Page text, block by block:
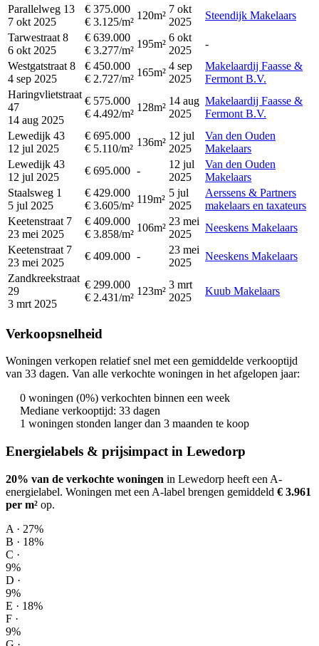
Parallelweg 13
7 okt 2025
€ 375.000
€ 3.125/m²
120m²
7 okt
2025
Steendijk Makelaars
Tarwestraat 8
6 okt 2025
€ 639.000
€ 3.277/m²
195m²
6 okt
2025
-
Westgatstraat 8
4 sep 2025
€ 450.000
€ 2.727/m²
165m²
4 sep
2025
Makelaardij Faasse &
Fermont B.V.
Haringvlietstraat
47
14 aug 2025
€ 575.000
€ 4.492/m²
128m²
14 aug
2025
Makelaardij Faasse &
Fermont B.V.
Lewedijk 43
12 jul 2025
€ 695.000
€ 5.110/m²
136m²
12 jul
2025
Van den Ouden
Makelaars
Lewedijk 43
12 jul 2025
€ 695.000 -
12 jul
2025
Van den Ouden
Makelaars
Staalsweg 1
5 jul 2025
€ 429.000
€ 3.605/m²
119m²
5 jul
2025
Aerssens & Partners
makelaars en taxateurs
Keetenstraat 7
23 mei 2025
€ 409.000
€ 3.858/m²
106m²
23 mei
2025
Neeskens Makelaars
Keetenstraat 7
23 mei 2025
€ 409.000 -
23 mei
2025
Neeskens Makelaars
Zandkreekstraat
29
3 mrt 2025
€ 299.000
€ 2.431/m²
123m²
3 mrt
2025
Kuub Makelaars
Verkoopsnelheid
Woningen verkopen relatief snel met een gemiddelde verkooptijd
van 33 dagen. Van alle verkochte woningen in het afgelopen jaar:
0 woningen (0%) verkochten binnen een week
Mediane verkooptijd: 33 dagen
1 woningen stonden langer dan 3 maanden te koop
Energielabels & prijsimpact in Lewedorp
20% van de verkochte woningen in Lewedorp heeft een A-
energielabel. Woningen met een A-label brengen gemiddeld € 3.961
per m² op.
A · 27%
B · 18%
C ·
9%
D ·
9%
E · 18%
F ·
9%